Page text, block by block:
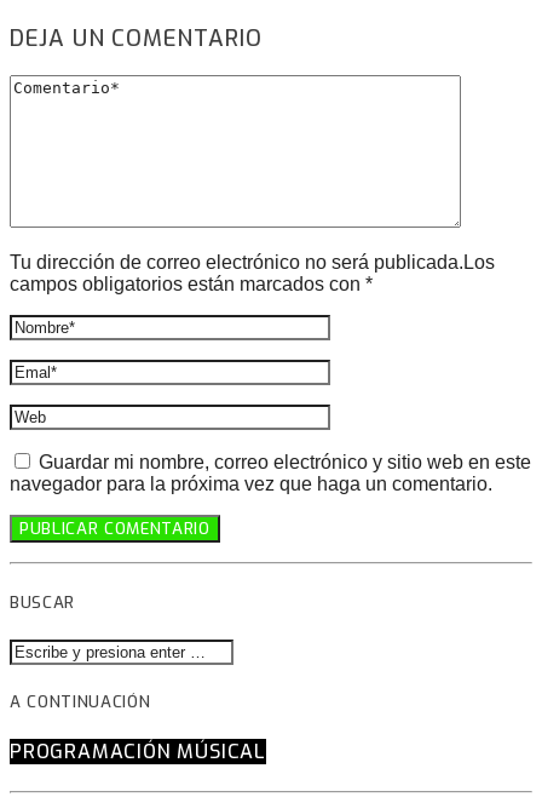
DEJA UN COMENTARIO
Tu dirección de correo electrónico no será publicada.Los
campos obligatorios están marcados con *
Guardar mi nombre, correo electrónico y sitio web en este
navegador para la próxima vez que haga un comentario.
BUSCAR
A CONTINUACIÓN
PROGRAMACIÓN MÚSICAL